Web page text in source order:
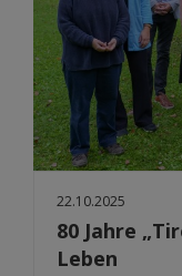
22.10.2025
80 Jahre
Leben